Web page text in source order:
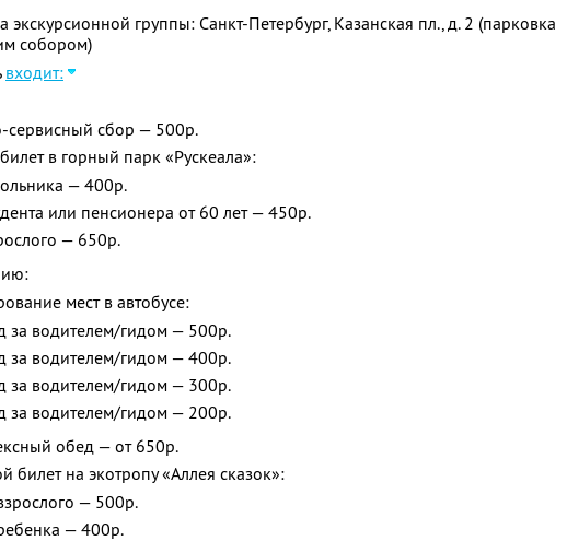
экскурсионной группы: Санкт-Петербург, Казанская пл., д. 2 (парковка
собором)
входит:
сервисный сбор — 500р.
в горный парк «Рускеала»:
— 400р.
или пенсионера от 60 лет — 450р.
— 650р.
мест в автобусе:
за водителем/гидом — 500р.
за водителем/гидом — 400р.
за водителем/гидом — 300р.
за водителем/гидом — 200р.
обед — от 650р.
билет на экотропу «Аллея сказок»:
— 500р.
— 400р.